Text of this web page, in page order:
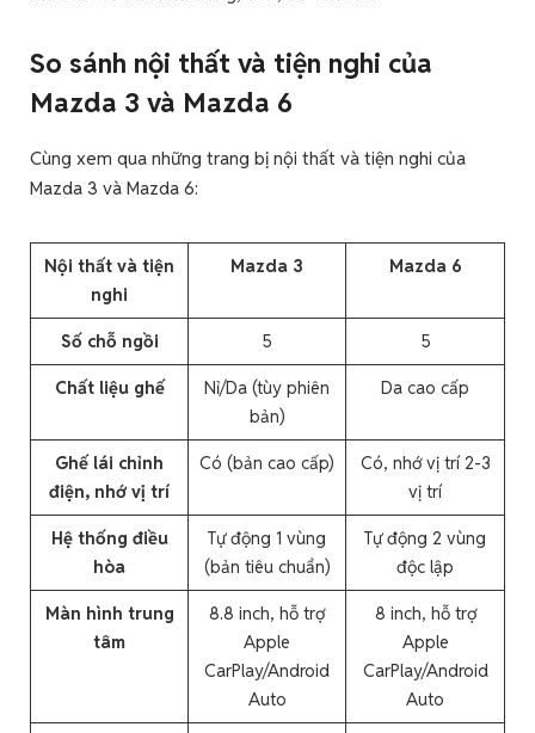
So sánh nội thất và tiện nghi của
Mazda 3 và Mazda 6
Cùng xem qua những trang bị nội thất và tiện nghi của
Mazda 3 và Mazda 6:
Nội thất và tiện
nghi
Mazda 3 Mazda 6
Số chỗ ngồi 5 5
Chất liệu ghế
Nỉ/Da (tùy phiên
bản)
Da cao cấp
Ghế lái chỉnh
điện, nhớ vị trí
Có (bản cao cấp)
Có, nhớ vị trí 2-3
vị trí
Hệ thống điều
hòa
Tự động 1 vùng
(bản tiêu chuẩn)
Tự động 2 vùng
độc lập
Màn hình trung
tâm
8.8 inch, hỗ trợ
Apple
CarPlay/Android
Auto
8 inch, hỗ trợ
Apple
CarPlay/Android
Auto